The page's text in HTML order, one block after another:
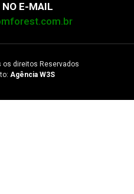
NO E-MAIL
os direitos Reservados
Agência W3S